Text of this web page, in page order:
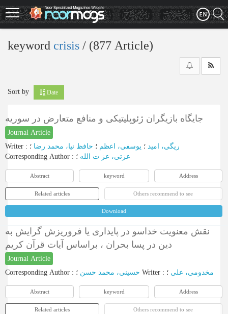
Skip
to
main
keyword crisis ‎/ (877 Article)
Sort by Date
جایگاه بازیگران ژئوپلیتیکی و منافع متعارض در سوریه
Journal Article
Writer : ریگی، امید ؛ یوسفی، اعظم ؛ حافظ نیا، محمد رضا ؛
Corresponding Author : عزتی، عز ت الله ؛
Abstract keyword Address
Related articles Others recommend to see
Download
نقش معنویت خداسو در پایداری یا فروریزش گرایش به
دین در پسا بحران ، براساس آیات قرآن کریم
Journal Article
Corresponding Author : حسینی، محمد حسن Writer : مخدومی، علی ؛
Abstract keyword Address
Related articles Others recommend to see